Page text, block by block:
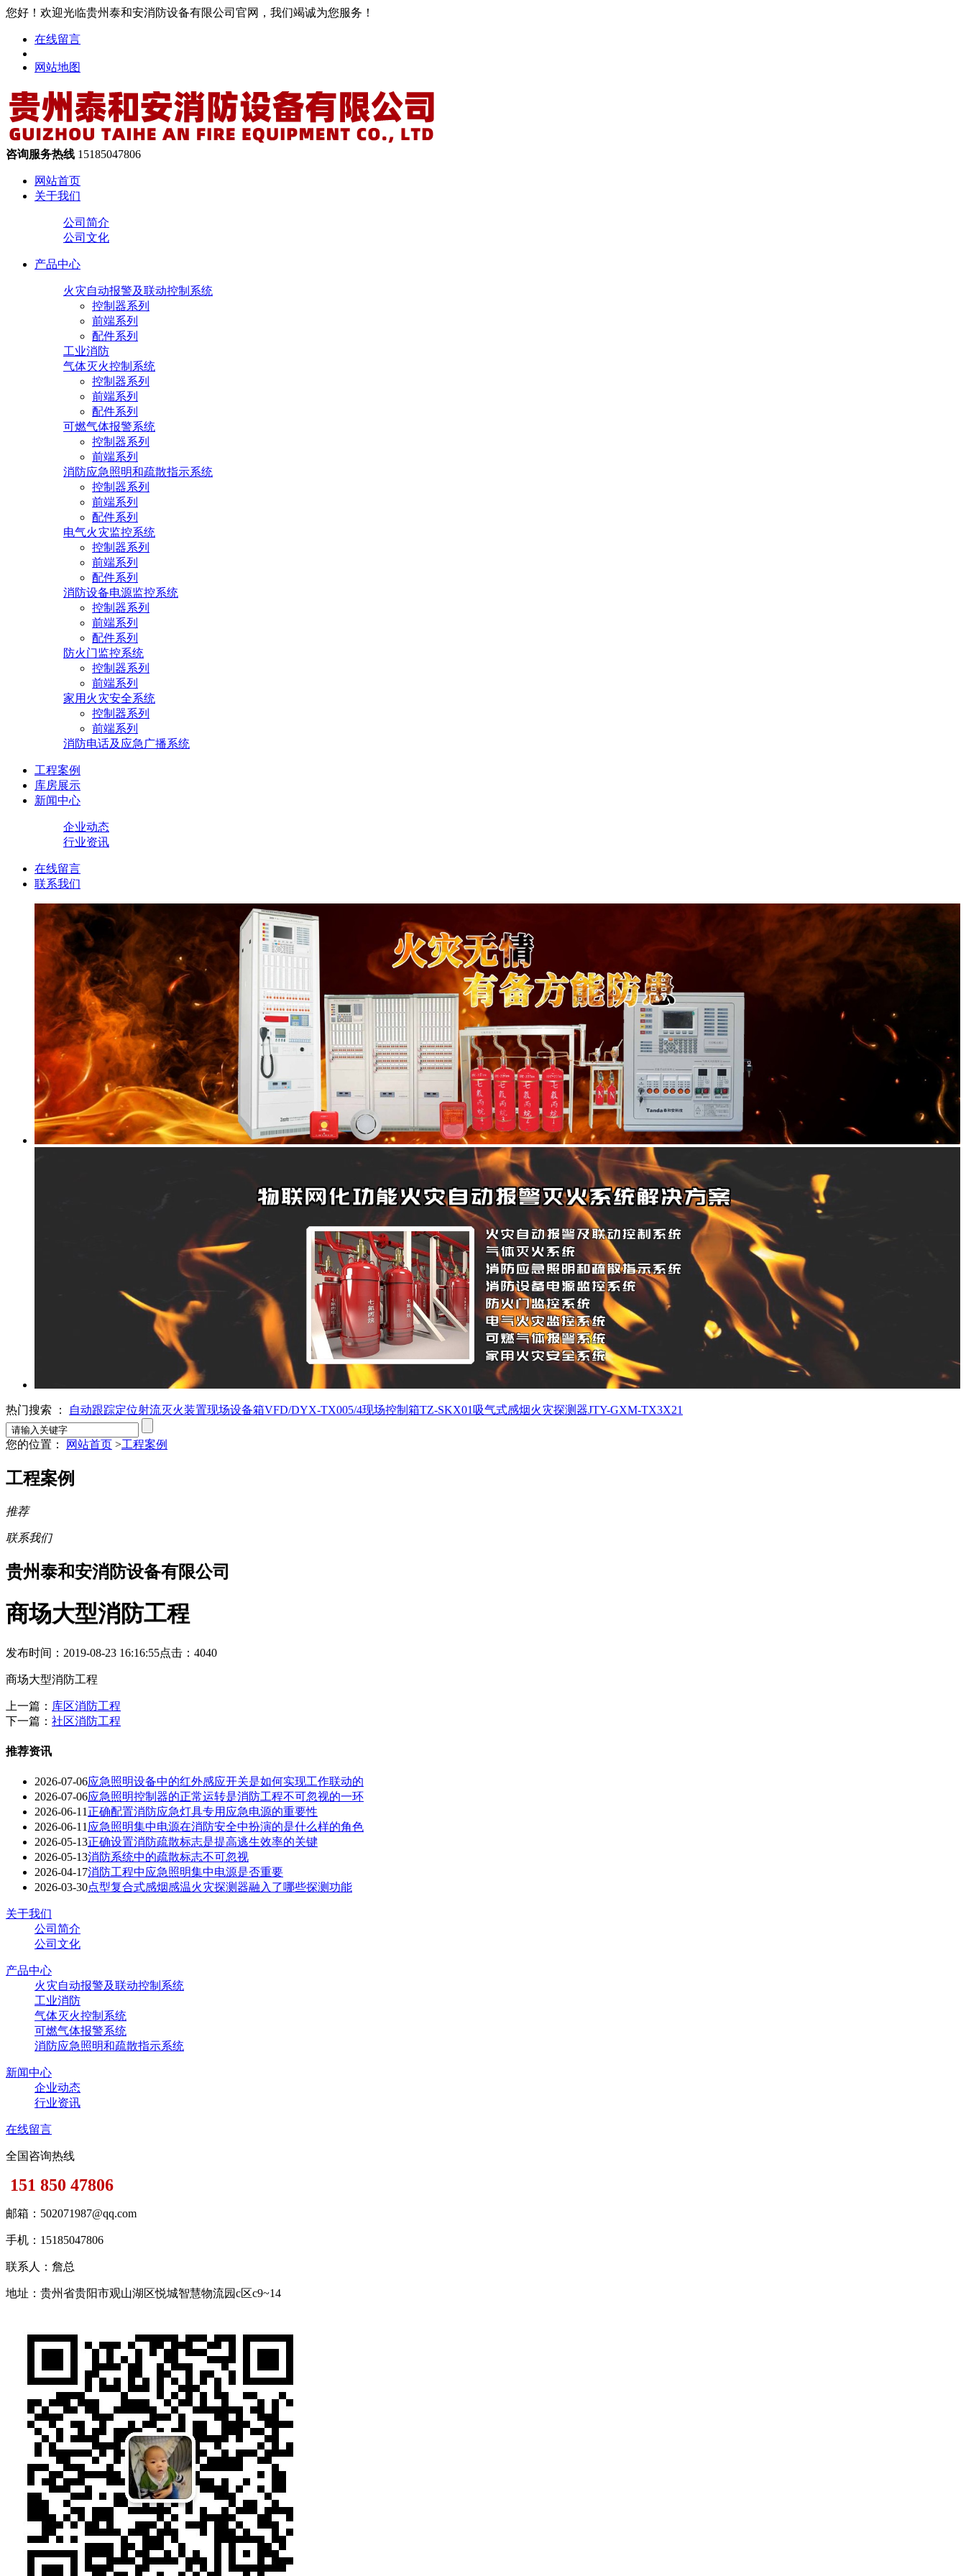
您好！欢迎光临贵州泰和安消防设备有限公司官网，我们竭诚为您服务！
在线留言
网站地图
咨询服务热线 15185047806
网站首页
关于我们
公司简介
公司文化
产品中心
火灾自动报警及联动控制系统
控制器系列
前端系列
配件系列
工业消防
气体灭火控制系统
控制器系列
前端系列
配件系列
可燃气体报警系统
控制器系列
前端系列
消防应急照明和疏散指示系统
控制器系列
前端系列
配件系列
电气火灾监控系统
控制器系列
前端系列
配件系列
消防设备电源监控系统
控制器系列
前端系列
配件系列
防火门监控系统
控制器系列
前端系列
家用火灾安全系统
控制器系列
前端系列
消防电话及应急广播系统
工程案例
库房展示
新闻中心
企业动态
行业资讯
在线留言
联系我们
热门搜索 ： 自动跟踪定位射流灭火装置现场设备箱VFD/DYX-TX005/4现场控制箱TZ-SKX01 吸气式感烟火灾探测器JTY-GXM-TX3X21
您的位置： 网站首页 >工程案例
工程案例
推荐
联系我们
贵州泰和安消防设备有限公司
商场大型消防工程
发布时间：2019-08-23 16:16:55点击：4040
商场大型消防工程
上一篇： 库区消防工程
下一篇： 社区消防工程
推荐资讯
2026-07-06应急照明设备中的红外感应开关是如何实现工作联动的
2026-07-06应急照明控制器的正常运转是消防工程不可忽视的一环
2026-06-11正确配置消防应急灯具专用应急电源的重要性
2026-06-11应急照明集中电源在消防安全中扮演的是什么样的角色
2026-05-13正确设置消防疏散标志是提高逃生效率的关键
2026-05-13消防系统中的疏散标志不可忽视
2026-04-17消防工程中应急照明集中电源是否重要
2026-03-30点型复合式感烟感温火灾探测器融入了哪些探测功能
关于我们
公司简介
公司文化
产品中心
火灾自动报警及联动控制系统
工业消防
气体灭火控制系统
可燃气体报警系统
消防应急照明和疏散指示系统
新闻中心
企业动态
行业资讯
在线留言
全国咨询热线
151 850 47806
邮箱：502071987@qq.com
手机：15185047806
联系人：詹总
地址： 贵州省贵阳市观山湖区悦城智慧物流园c区c9~14